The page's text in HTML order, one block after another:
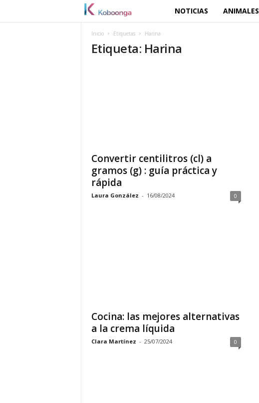
b
a
NOTICIAS ANIMALES
Inicio Etiquetas Harina
Etiqueta: Harina
Convertir centilitros (cl) a
gramos (g) : guía práctica y
rápida
Laura González - 16/08/2024 0
Cocina: las mejores alternativas
a la crema líquida
Clara Martínez - 25/07/2024 0